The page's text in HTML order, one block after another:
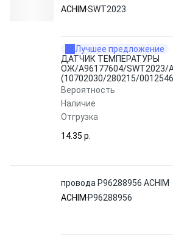
ACHIM SWT2023
Лучшее предложение
ДАТЧИК ТЕМПЕРАТУРЫ
ОЖ/A96177604/SWT2023/
(10702030/280215/
Вероятность
Наличие
Отгрузка
14.35 p.
провода P96288956 ACHIM
ACHIM P96288956